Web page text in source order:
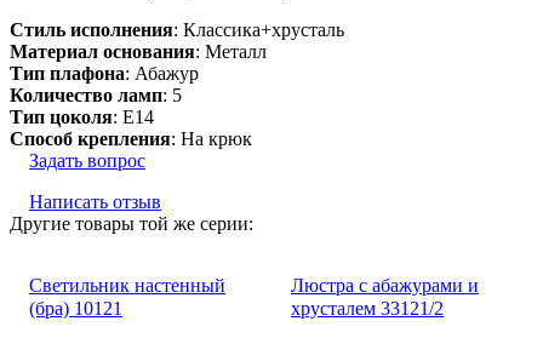
Стиль исполнения: Классика+хрусталь
Материал основания: Металл
Тип плафона: Абажур
Количество ламп: 5
Тип цоколя: E14
Способ крепления: На крюк
Задать вопрос
Написать отзыв
Другие товары той же серии:
Светильник настенный
(бра) 10121
Люстра с абажурами и
хрусталем 33121/2